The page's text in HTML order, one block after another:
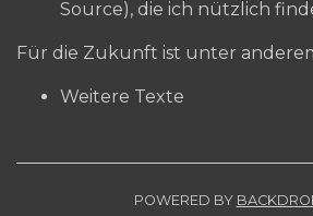
Source), die ich nützlich
Für die Zukunft ist unter
Weitere Texte
POWERED BY